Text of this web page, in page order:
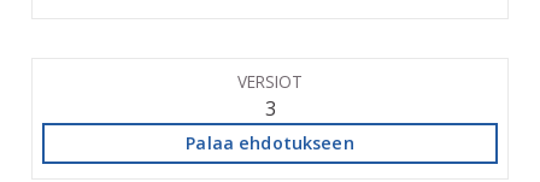
VERSIOT
3
Palaa ehdotukseen